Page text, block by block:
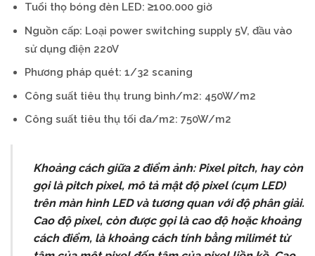
Tuổi thọ bóng đèn LED: ≥100.000 giờ
Nguồn cấp: Loại power switching supply 5V, đầu vào
sử dụng điện 220V
Phương pháp quét: 1/32 scaning
Công suất tiêu thụ trung bình/m2: 450W/m2
Công suất tiêu thụ tối đa/m2: 750W/m2
Khoảng cách giữa 2 điểm ảnh: Pixel pitch, hay còn
gọi là pitch pixel, mô tả mật độ pixel (cụm LED)
trên màn hình LED và tương quan với độ phân giải.
Cao độ pixel, còn được gọi là cao độ hoặc khoảng
cách điểm, là khoảng cách tính bằng milimét từ